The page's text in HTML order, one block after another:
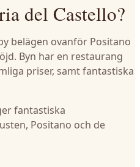
del Castello?
belägen ovanför Positano
Byn har en restaurang
priser, samt fantastiska
fantastiska
Positano och de